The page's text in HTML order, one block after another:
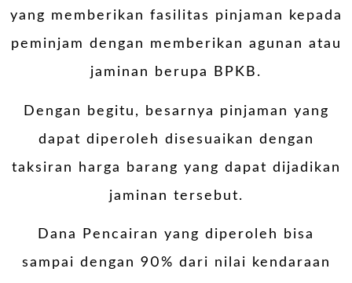
yang memberikan fasilitas pinjaman kepada
peminjam dengan memberikan agunan atau
jaminan berupa BPKB.
Dengan begitu, besarnya pinjaman yang
dapat diperoleh disesuaikan dengan
taksiran harga barang yang dapat dijadikan
jaminan tersebut.
Dana Pencairan yang diperoleh bisa
sampai dengan 90% dari nilai kendaraan